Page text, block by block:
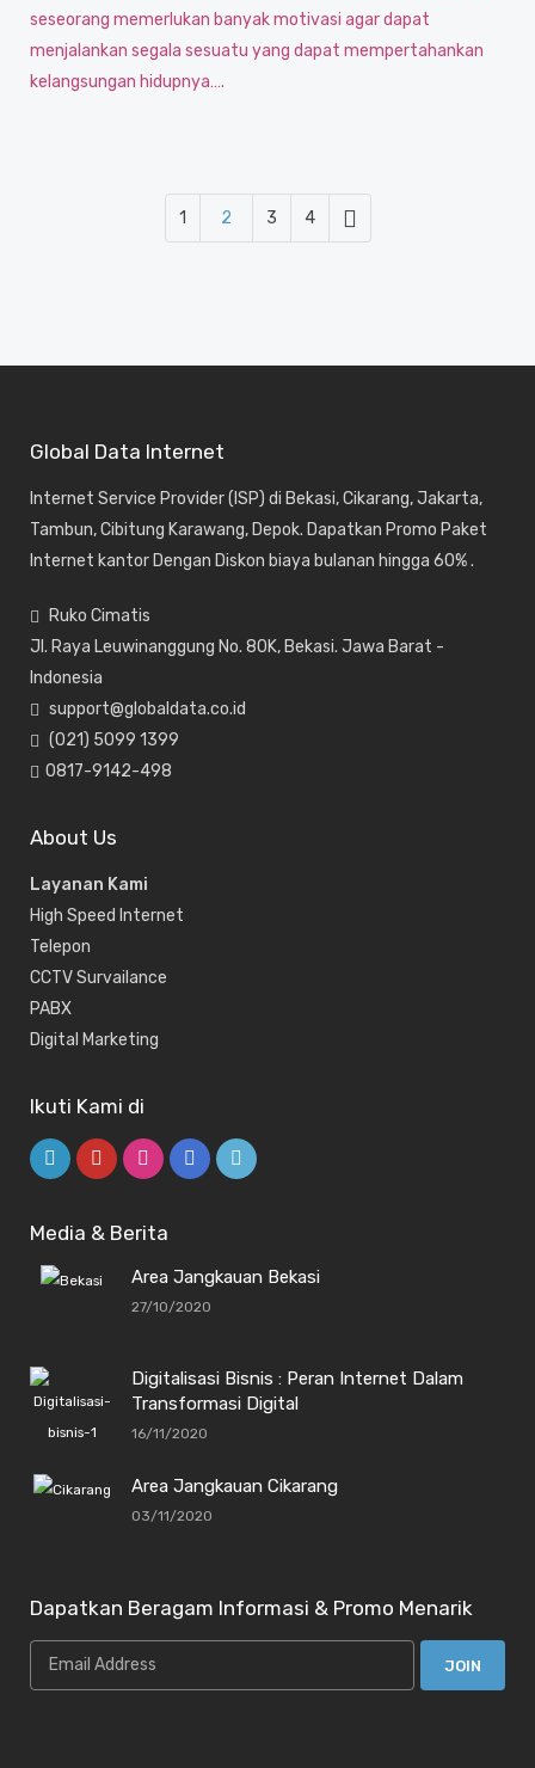
seseorang memerlukan banyak motivasi agar dapat
menjalankan segala sesuatu yang dapat mempertahankan
kelangsungan hidupnya….
1 2 3 4
Global Data Internet
Internet Service Provider (ISP) di Bekasi, Cikarang, Jakarta,
Tambun, Cibitung Karawang, Depok. Dapatkan Promo Paket
Internet kantor Dengan Diskon biaya bulanan hingga 60% .
Ruko Cimatis
Jl. Raya Leuwinanggung No. 80K, Bekasi. Jawa Barat -
Indonesia
support@globaldata.co.id
(021) 5099 1399
0817-9142-498
About Us
Layanan Kami
High Speed Internet
Telepon
CCTV Survailance
PABX
Digital Marketing
Ikuti Kami di
Media & Berita
Area Jangkauan Bekasi
27/10/2020
Digitalisasi Bisnis : Peran Internet Dalam
Transformasi Digital
16/11/2020
Area Jangkauan Cikarang
03/11/2020
Dapatkan Beragam Informasi & Promo Menarik